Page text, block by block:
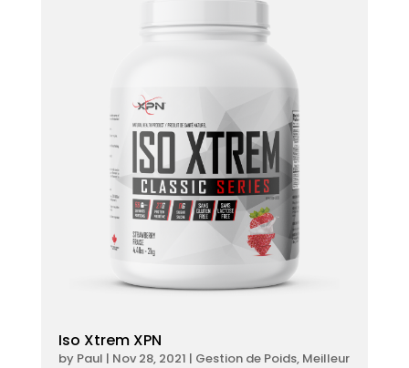
Iso Xtrem XPN
by Paul | Nov 28, 2021 | Gestion de Poids, Meilleur